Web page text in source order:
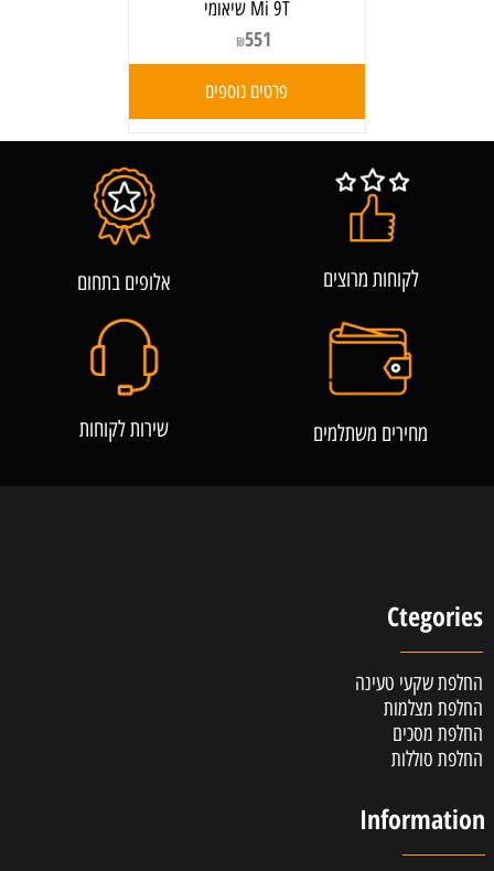
Mi 9T שיאומי
₪551
פרטים נוספים
לקוחות מרוצים אלופים בתחום
מחירים משתלמים שירות לקוחות
Ctegories
החלפת שקעי טעינה
החלפת מצלמות
החלפת מסכים
החלפת סוללות
Information